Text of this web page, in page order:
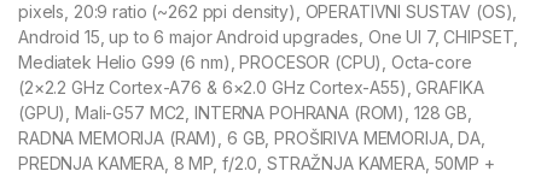
pixels, 20:9 ratio (~262 ppi density), OPERATIVNI SUSTAV (OS),
Android 15, up to 6 major Android upgrades, One UI 7, CHIPSET,
Mediatek Helio G99 (6 nm), PROCESOR (CPU), Octa-core
(2×2.2 GHz Cortex-A76 & 6×2.0 GHz Cortex-A55), GRAFIKA
(GPU), Mali-G57 MC2, INTERNA POHRANA (ROM), 128 GB,
RADNA MEMORIJA (RAM), 6 GB, PROŠIRIVA MEMORIJA, DA,
PREDNJA KAMERA, 8 MP, f/2.0, STRAŽNJA KAMERA, 50MP +